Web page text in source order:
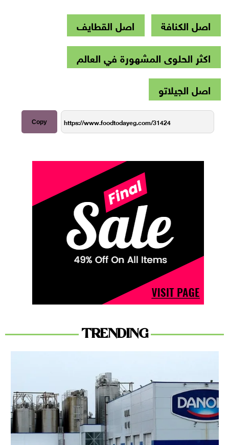
اصل الكنافة
اصل القطايف
اكثر الحلوى المشهورة في العالم
اصل الجيلاتو
Copy
TRENDING